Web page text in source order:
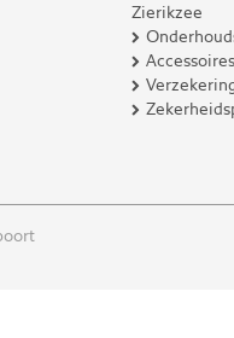
Zierikzee
Accessoires